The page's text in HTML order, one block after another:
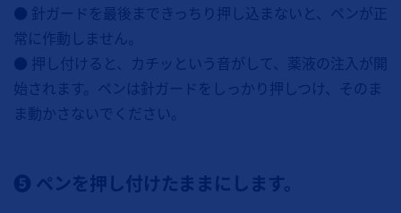
● 針ガードを最後まできっちり押し込まないと、ペンが正
常に作動しません。
● 押し付けると、カチッという音がして、薬液の注入が開
始されます。ペンは針ガードをしっかり押しつけ、そのま
ま動かさないでください。
❺ ペンを押し付けたままにします。